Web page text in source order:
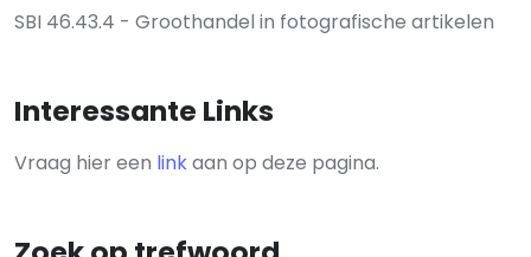
SBI 46.43.4 - Groothandel in fotografische artikelen
Interessante Links
Vraag hier een linkaan op deze pagina.